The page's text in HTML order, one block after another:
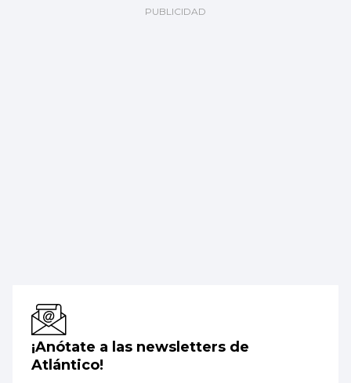
¡Anótate a las newsletters de
Atlántico!